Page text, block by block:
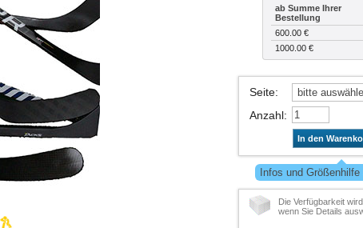
ab Summe Ihrer
Bestellung
600.00 €
1000.00 €
Seite:
Anzahl:
In den
Infos und
Die Verfügbarkeit
wenn Sie Details